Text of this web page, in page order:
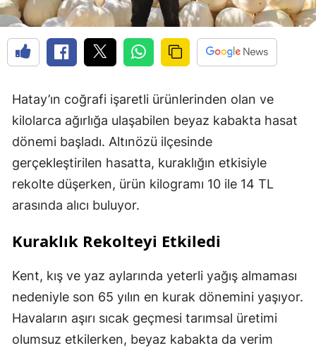
Hatay’ın coğrafi işaretli ürünlerinden olan ve
kilolarca ağırlığa ulaşabilen beyaz kabakta hasat
dönemi başladı. Altınözü ilçesinde
gerçekleştirilen hasatta, kuraklığın etkisiyle
rekolte düşerken, ürün kilogramı 10 ile 14 TL
arasında alıcı buluyor.
Kuraklık Rekolteyi Etkiledi
Kent, kış ve yaz aylarında yeterli yağış almaması
nedeniyle son 65 yılın en kurak dönemini yaşıyor.
Havaların aşırı sıcak geçmesi tarımsal üretimi
olumsuz etkilerken, beyaz kabakta da verim